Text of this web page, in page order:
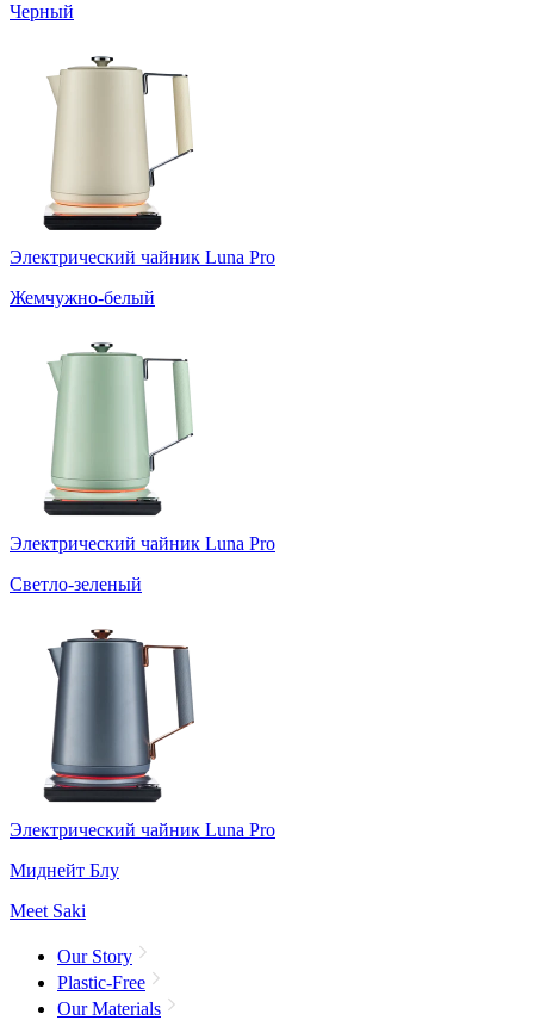
Черный
Электрический чайник Luna Pro
Жемчужно-белый
Электрический чайник Luna Pro
Светло-зеленый
Электрический чайник Luna Pro
Миднейт Блу
Meet Saki
Our Story
Plastic-Free
Our Materials